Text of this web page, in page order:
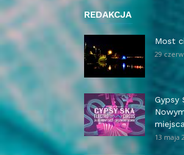
REDAKCJA
Most
29
Gypsy
13 maja